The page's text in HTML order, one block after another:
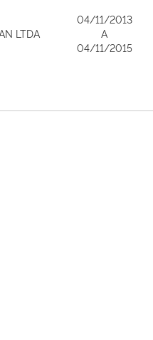
LTDA
04/11/2013
A
04/11/2015